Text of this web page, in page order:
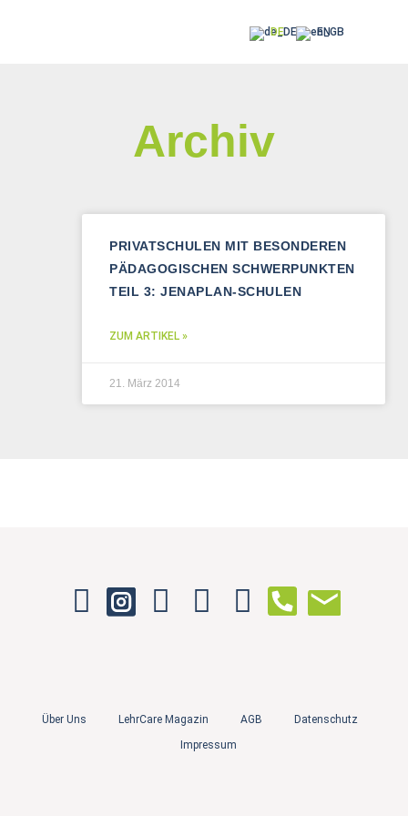
DE EN
Archiv
PRIVATSCHULEN MIT BESONDEREN
PÄDAGOGISCHEN SCHWERPUNKTEN
TEIL 3: JENAPLAN-SCHULEN
ZUM ARTIKEL »
21. März 2014
Über Uns LehrCare Magazin AGB
Datenschutz
Impressum